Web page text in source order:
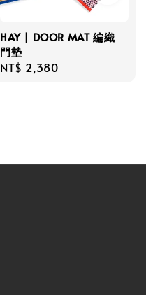
HAY | DOOR MAT 編織
門墊
Regular
NT$ 2,380